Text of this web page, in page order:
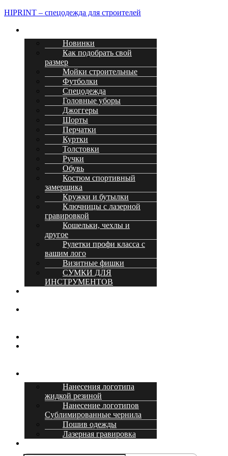
HIPRINT – спецодежда для строителей
Меню
Новинки
Как подобрать свой
размер
Мойки строительные
Футболки
Спецодежда
Головные уборы
Джоггеры
Шорты
Перчатки
Куртки
Толстовки
Ручки
Обувь
Костюм спортивный
замерщика
Кружки и бутылки
Ключницы с лазерной
гравировкой
Кошельки, чехлы и
другое
Рулетки профи класса с
вашим лого
Визитные фишки
СУМКИ ДЛЯ
ИНСТРУМЕНТОВ
Нанесения логотипа
жидкой резиной
Нанесение логотипов
Сублимированные чернила
Пошив одежды
Лазерная гравировка